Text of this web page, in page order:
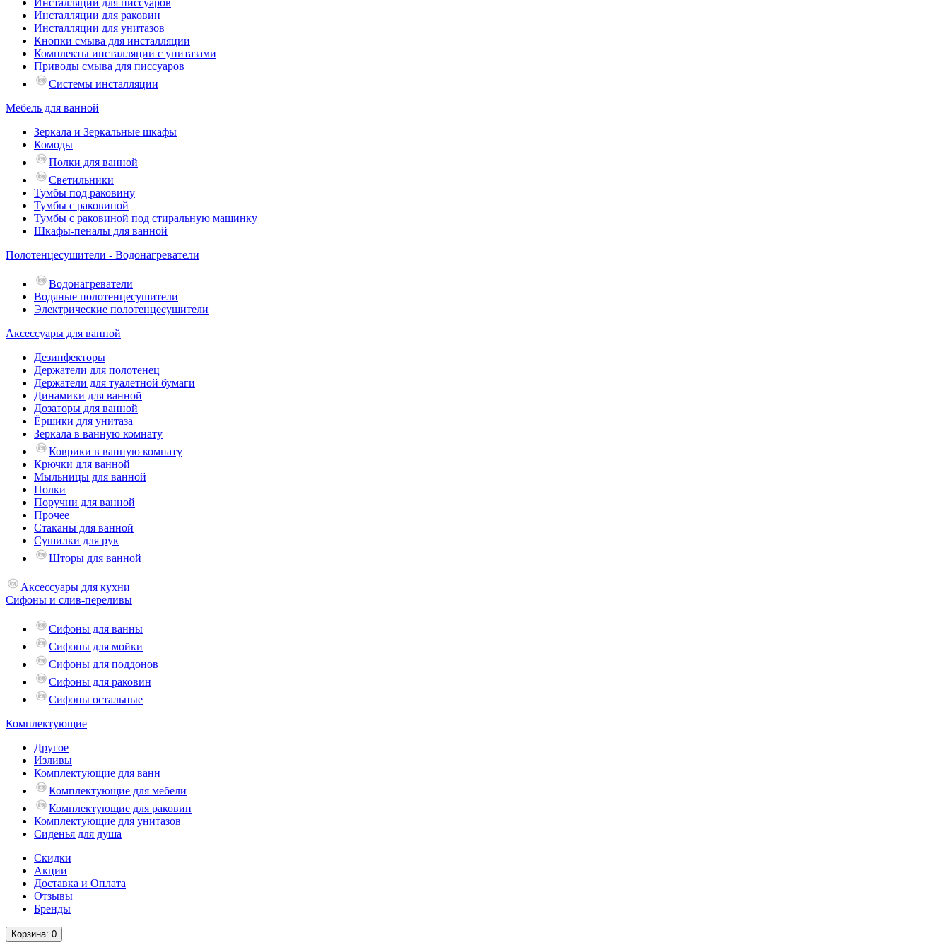
Инсталляции для писсуаров
Инсталляции для раковин
Инсталляции для унитазов
Кнопки смыва для инсталляции
Комплекты инсталляции с унитазами
Приводы смыва для писсуаров
Системы инсталляции
Мебель для ванной
Зеркала и Зеркальные шкафы
Комоды
Полки для ванной
Светильники
Тумбы под раковину
Тумбы с раковиной
Тумбы с раковиной под стиральную машинку
Шкафы-пеналы для ванной
Полотенцесушители - Водонагреватели
Водонагреватели
Водяные полотенцесушители
Электрические полотенцесушители
Аксессуары для ванной
Дезинфекторы
Держатели для полотенец
Держатели для туалетной бумаги
Динамики для ванной
Дозаторы для ванной
Ёршики для унитаза
Зеркала в ванную комнату
Коврики в ванную комнату
Крючки для ванной
Мыльницы для ванной
Полки
Поручни для ванной
Прочее
Стаканы для ванной
Сушилки для рук
Шторы для ванной
Аксессуары для кухни
Сифоны и слив-переливы
Сифоны для ванны
Сифоны для мойки
Сифоны для поддонов
Сифоны для раковин
Сифоны остальные
Комплектующие
Другое
Изливы
Комплектующие для ванн
Комплектующие для мебели
Комплектующие для раковин
Комплектующие для унитазов
Сиденья для душа
Скидки
Акции
Доставка и Оплата
Отзывы
Бренды
Корзина: 0